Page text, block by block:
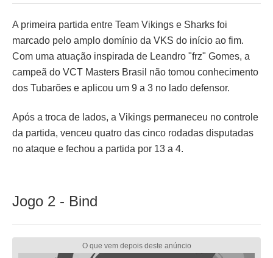
A primeira partida entre Team Vikings e Sharks foi
marcado pelo amplo domínio da VKS do início ao fim.
Com uma atuação inspirada de Leandro "frz" Gomes, a
campeã do VCT Masters Brasil não tomou conhecimento
dos Tubarões e aplicou um 9 a 3 no lado defensor.
Após a troca de lados, a Vikings permaneceu no controle
da partida, venceu quatro das cinco rodadas disputadas
no ataque e fechou a partida por 13 a 4.
Jogo 2 - Bind